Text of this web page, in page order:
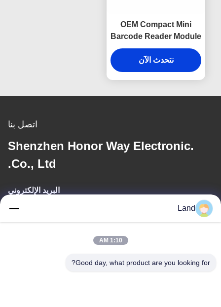
OEM Compact Mini
Barcode Reader Module
UART 3.3V إمدادات
6.8mm سمك
نتحدث الآن
اتصل بنا
Shenzhen Honor Way Electronic.
Co., Ltd.
البريد الإلكتروني
land@szhw-tech.com
العنوان
Land
1:10 AM
Good day, what product are you looking for?